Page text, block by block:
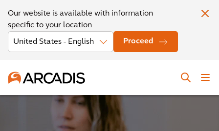
Our website is available with information
specific to your location
Proceed